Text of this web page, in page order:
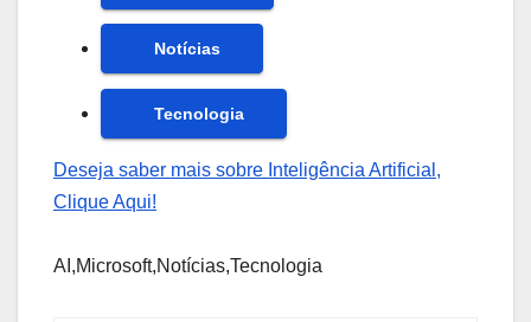
Notícias
Tecnologia
Deseja saber mais sobre Inteligência Artificial,
Clique Aqui!
AI,Microsoft,Notícias,Tecnologia